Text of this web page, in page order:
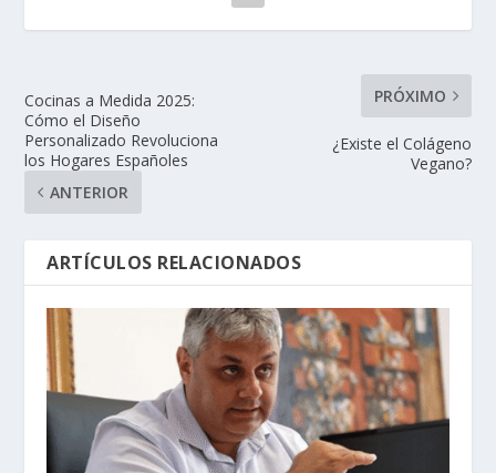
Cocinas a Medida 2025:
Cómo el Diseño
Personalizado Revoluciona
los Hogares Españoles
ANTERIOR
PRÓXIMO
¿Existe el Colágeno
Vegano?
ARTÍCULOS RELACIONADOS